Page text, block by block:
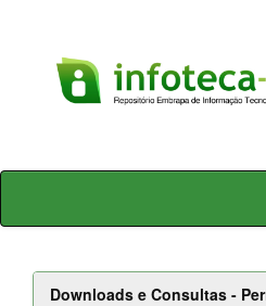
Skip
Downloads e Consultas -